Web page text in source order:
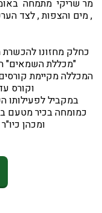
"מכללת השמאים"
וקורס
ומכהן